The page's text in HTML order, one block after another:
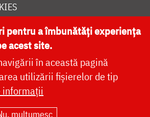
CATEDRALA NAȚIONALĂ
pentru a îmbunătăți experiența
acest site.
în această pagină
utilizării fișierelor de tip
informații
mulțumesc